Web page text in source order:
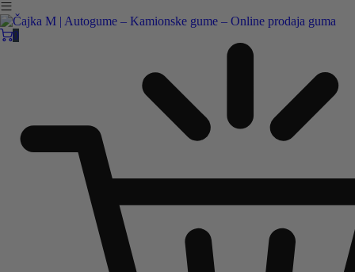
Čajka M Čačak
+381 32 5461 011 ili nam pišite: office@cajkam.rs |
KAKO DO NAS
0